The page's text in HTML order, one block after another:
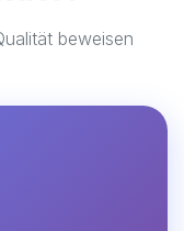
beweisen